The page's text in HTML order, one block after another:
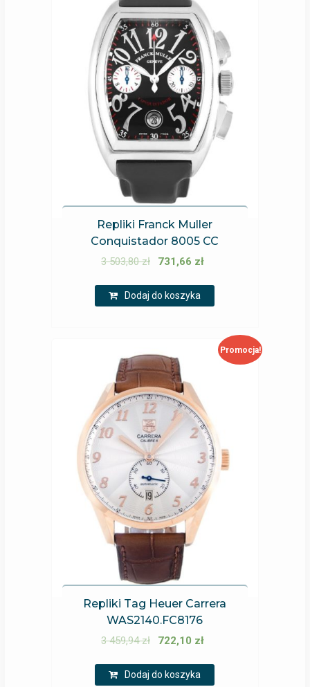
Repliki Franck Muller
Conquistador 8005 CC
3 503,80zł 731,66 zł
Dodaj do koszyka
Promocja!
Repliki Tag Heuer Carrera
WAS2140.FC8176
3 459,94zł 722,10 zł
Dodaj do koszyka